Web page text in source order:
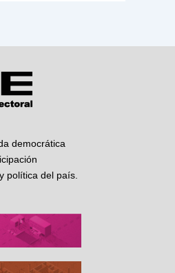
democrática
política del país.